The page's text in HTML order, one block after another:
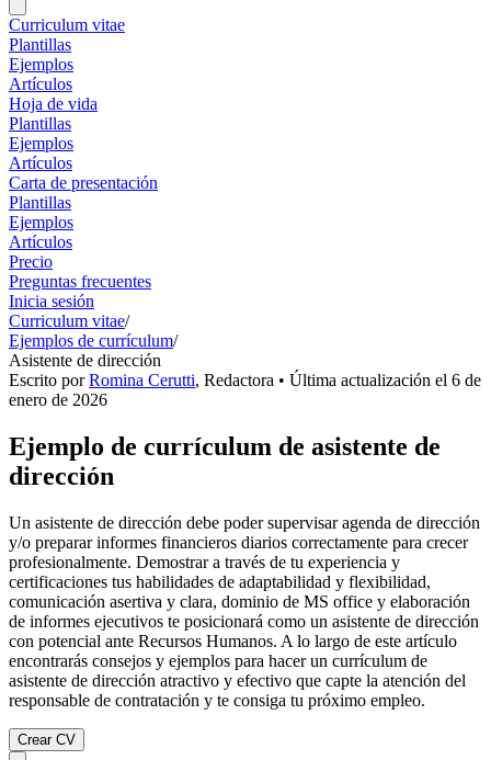
Curriculum vitae
Plantillas
Ejemplos
Artículos
Hoja de vida
Plantillas
Ejemplos
Artículos
Carta de presentación
Plantillas
Ejemplos
Artículos
Precio
Preguntas frecuentes
Inicia sesión
Curriculum vitae/
Ejemplos de currículum/
Asistente de dirección
Escrito porRomina Cerutti, Redactora • Última actualización el 6 de
enero de 2026
Ejemplo de currículum de asistente de
dirección
Un asistente de dirección debe poder supervisar agenda de dirección
y/o preparar informes financieros diarios correctamente para crecer
profesionalmente. Demostrar a través de tu experiencia y
certificaciones tus habilidades de adaptabilidad y flexibilidad,
comunicación asertiva y clara, dominio de MS office y elaboración
de informes ejecutivos te posicionará como un asistente de dirección
con potencial ante Recursos Humanos. A lo largo de este artículo
encontrarás consejos y ejemplos para hacer un currículum de
asistente de dirección atractivo y efectivo que capte la atención del
responsable de contratación y te consiga tu próximo empleo.
Crear CV